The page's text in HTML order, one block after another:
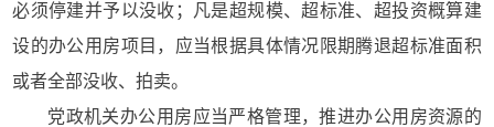
必须停建并予以没收；凡是超规模、超标准、超投资概算建
设的办公用房项目，应当根据具体情况限期腾退超标准面积
或者全部没收、拍卖。
党政机关办公用房应当严格管理，推进办公用房资源的